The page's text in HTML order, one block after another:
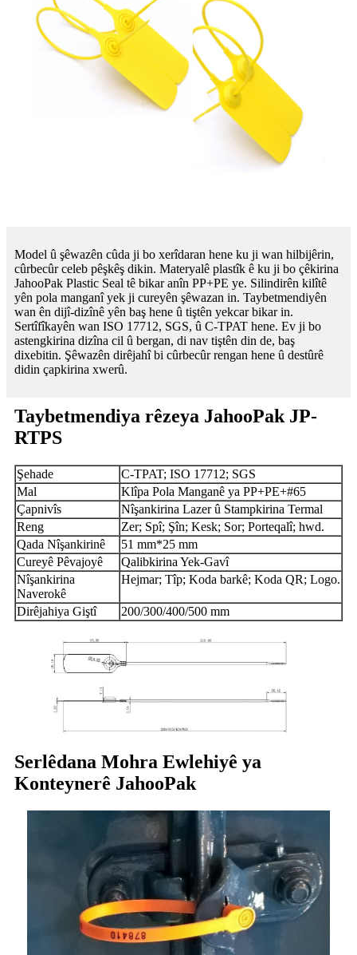
Model û şêwazên cûda ji bo xerîdaran hene ku ji wan hilbijêrin,
cûrbecûr celeb pêşkêş dikin. Materyalê plastîk ê ku ji bo çêkirina
JahooPak Plastic Seal tê bikar anîn PP+PE ye. Silindirên kilîtê
yên pola manganî yek ji cureyên şêwazan in. Taybetmendiyên
wan ên dijî-dizînê yên baş hene û tiştên yekcar bikar in.
Sertîfîkayên wan ISO 17712, SGS, û C-TPAT hene. Ev ji bo
astengkirina dizîna cil û bergan, di nav tiştên din de, baş
dixebitin. Şêwazên dirêjahî bi cûrbecûr rengan hene û destûrê
didin çapkirina xwerû.
Taybetmendiya rêzeya JahooPak JP-
RTPS
Şehade
C-TPAT; ISO 17712; SGS
Mal
Klîpa Pola Manganê ya PP+PE+#65
Çapnivîs
Nîşankirina Lazer û Stampkirina Termal
Reng
Zer; Spî; Şîn; Kesk; Sor; Porteqalî; hwd.
Qada Nîşankirinê
51 mm*25 mm
Cureyê Pêvajoyê
Qalibkirina Yek-Gavî
Nîşankirina
Naverokê
Hejmar; Tîp; Koda barkê; Koda QR; Logo.
Dirêjahiya Giştî 200/300/400/500 mm
Serlêdana Mohra Ewlehiyê ya
Konteynerê JahooPak